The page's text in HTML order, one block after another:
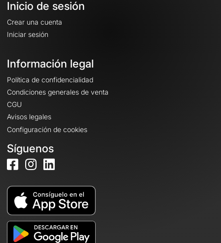
Inicio de sesión
Crear una cuenta
Iniciar sesión
Información legal
Política de confidencialidad
Condiciones generales de venta
CGU
Avisos legales
Configuración de cookies
Síguenos